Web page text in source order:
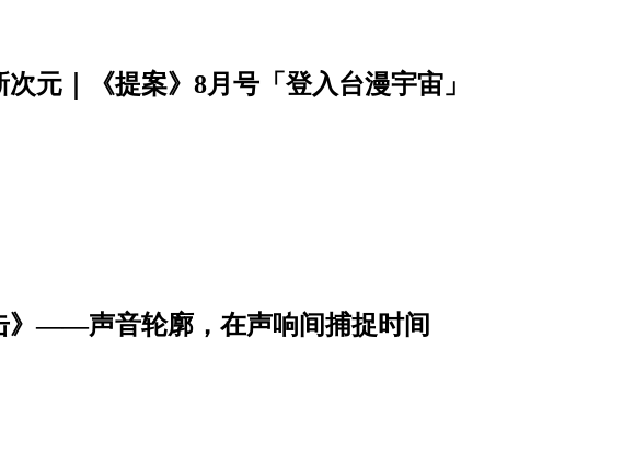
元｜《提案》8月号「登入台漫宇宙」
——声音轮廓，在声响间捕捉时间